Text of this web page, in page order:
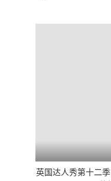
英国达人秀第十二季